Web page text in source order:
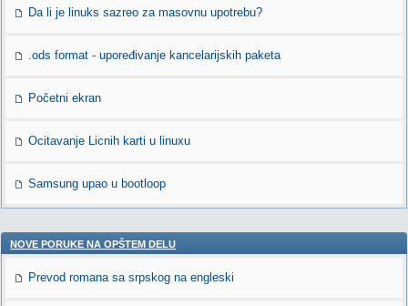
Da li je linuks sazreo za masovnu upotrebu?
.ods format - upoređivanje kancelarijskih paketa
Početni ekran
Ocitavanje Licnih karti u linuxu
Samsung upao u bootloop
NOVE PORUKE NA OPŠTEM DELU
Prevod romana sa srpskog na engleski